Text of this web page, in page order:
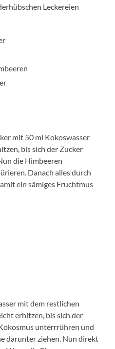
Leckereien
mit 50 ml Kokoswasser
bis sich der Zucker
die Himbeeren
Danach alles durch
ein sämiges Fruchtmus
mit dem restlichen
erhitzen, bis sich der
unterrrühren und
darunter ziehen. Nun direkt